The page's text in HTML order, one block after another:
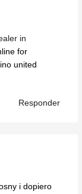
in
for
united
Responder
i dopiero